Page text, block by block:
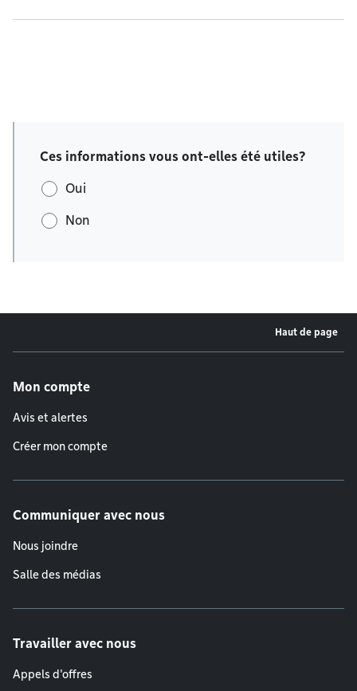
Ces informations vous ont-elles été utiles?
Oui
Non
Haut de page
Mon compte
Avis et alertes
Créer mon compte
Communiquer avec nous
Nous joindre
Salle des médias
Travailler avec nous
Appels d'offres